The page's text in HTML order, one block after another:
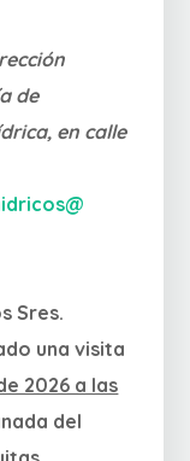
de
en calle
Sres.
una visita
2026 a las
del